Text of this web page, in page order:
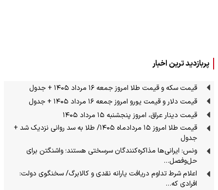
پربازدید ترین اخبار
قیمت سکه و قیمت طلا امروز جمعه ۱۶ مرداد ۱۴۰۵ + جدول
قیمت دلار و قیمت یورو امروز جمعه ۱۶ مرداد ۱۴۰۵ + جدول
قیمت دینار عراق، امروز پنجشنبه ۱۵ مرداد ۱۴۰۵
قیمت طلا امروز ۱۵ مردادماه ۱۴۰۵/ طلا به سد روانی نزدیک شد +
جدول
ونس: ایرانی‌ها مذاکره‌کنندگان سرسختی هستند؛ واشنگتن برای
حل‌وفصل…
اعلام شرط تداوم دریافت یارانه نقدی و کالابرگ/ سخنگوی دولت:
افرادی که…